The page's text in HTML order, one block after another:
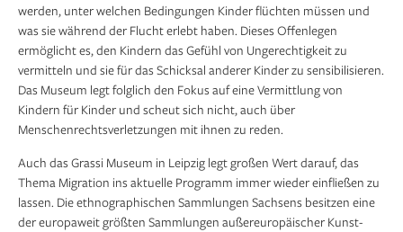
werden, unter welchen Bedingungen Kinder flüchten müssen und
was sie während der Flucht erlebt haben. Dieses Offenlegen
ermöglicht es, den Kindern das Gefühl von Ungerechtigkeit zu
vermitteln und sie für das Schicksal anderer Kinder zu sensibilisieren.
Das Museum legt folglich den Fokus auf eine Vermittlung von
Kindern für Kinder und scheut sich nicht, auch über
Menschenrechtsverletzungen mit ihnen zu reden.
Auch das Grassi Museum in Leipzig legt großen Wert darauf, das
Thema Migration ins aktuelle Programm immer wieder einfließen zu
lassen. Die ethnographischen Sammlungen Sachsens besitzen eine
der europaweit größten Sammlungen außereuropäischer Kunst-